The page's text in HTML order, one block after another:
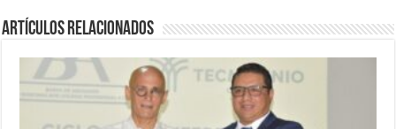
Artículos relacionados